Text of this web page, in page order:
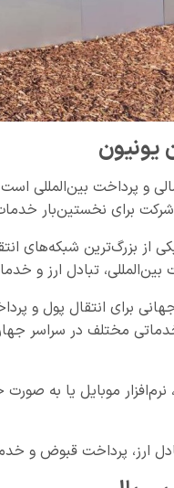
یونیون
برای نخستین‌بار خدمات
از بزرگ‌ترین شبکه‌های
تبادل ارز و
برای انتقال پول و
مختلف در سراسر
موبایل یا به
ارز، پرداخت قبوض و